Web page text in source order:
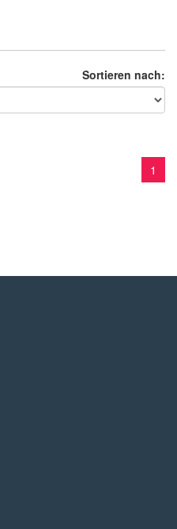
Sortieren nach:
1